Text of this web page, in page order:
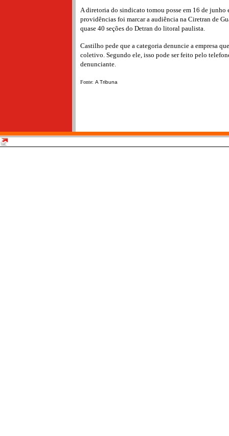
A diretoria do sindicato tomou posse em 16 de junho
providências foi marcar a audiência na Ciretran de
quase 40 seções do Detran do litoral paulista.
Castilho pede que a categoria denuncie a empresa
coletivo. Segundo ele, isso pode ser feito pelo
denunciante.
Fonte: A Tribuna